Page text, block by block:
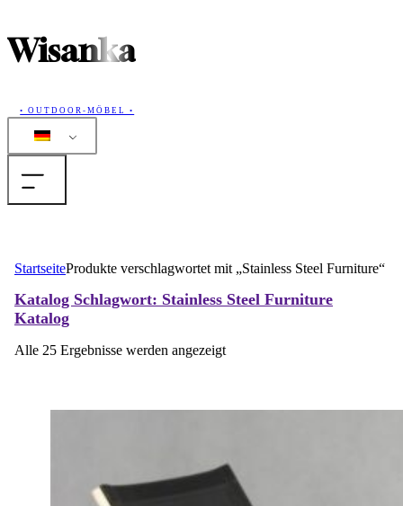
Wisanka
• OUTDOOR-MÖBEL •
Produkte
Sammlungen
Inspirationen
Kontaktieren Sie Uns
StartseiteProdukte verschlagwortet mit „Stainless Steel Furniture“
Katalog Schlagwort: Stainless Steel Furniture
Katalog
Alle 25 Ergebnisse werden angezeigt